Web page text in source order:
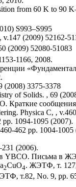
from 60 K to 90
S993–S995
v.147 (2009) 52162-
(2009) 52080-51083
1166, 2008.
(2008) 3375-3378
of Solids. , 69
сообщения
Physica C, ,
1094-1095 (2007).
462 pp. 1004-1005
(2006).
YBCO. Письма в
2CuO4. ЖЭТФ, т.
т.82, No. 9, pp.